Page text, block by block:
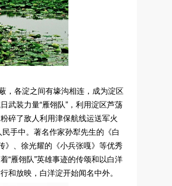
，各淀之间有壕沟相连，成为淀区
武装力量“雁翎队”，利用淀区芦荡
碎了敌人利用津保航线运送军火
手中。著名作家孙犁先生的《白
》、徐光耀的《小兵张嘎》等优秀
“雁翎队”英雄事迹的传颂和以白洋
和放映，白洋淀开始闻名中外。